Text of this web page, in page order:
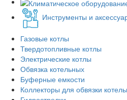
Инструменты и
Газовые котлы
Твердотопливные котлы
Электрические котлы
Обвязка котельных
Буферные емкости
Коллекторы для обвязки